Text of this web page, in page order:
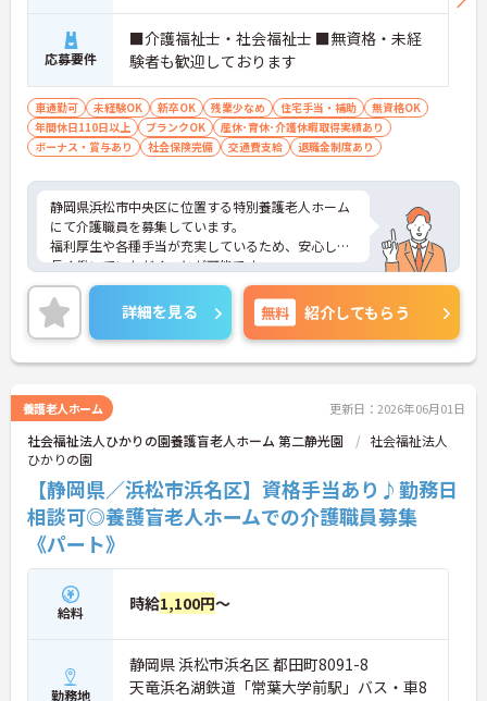
応募要件
■介護福祉士・社会福祉士 ■無資格・未経
験者も歓迎しております
車通勤可 未経験OK 新卒OK 残業少なめ 住宅手当・補助
無資格OK
年間休日110日以上
ブランクOK
産休･育休･介護休暇取得実績あり
ボーナス・賞与あり
社会保険完備 交通費支給 退職金制度あり
静岡県浜松市中央区に位置する特別養護老人ホーム
にて介護職員を募集しています。
福利厚生や各種手当が充実しているため、安心して
長く働いていただくことが可能です。
職員の身体のことも考えて持ち上げない介護を実践
していたり、年間休日が112日あるのも嬉しいポイ
ント！
ご興味ある方には、面接対策ポイントなど、さらに
詳細をお話しいたしますのでお気軽にご相談くださ
詳細を見る 無料 紹介してもらう
養護老人ホーム 更新日：2026年06月01日
社会福祉法人ひかりの園養護盲老人ホーム 第二静光園
社会福祉法人
ひかりの園
【静岡県／浜松市浜名区】資格手当あり♪勤務日
相談可◎養護盲老人ホームでの介護職員募集
《パート》
給料 時給1,100円～
勤務地
静岡県 浜松市浜名区 都田町8091-8
天竜浜名湖鉄道「常葉大学前駅」バス・車8